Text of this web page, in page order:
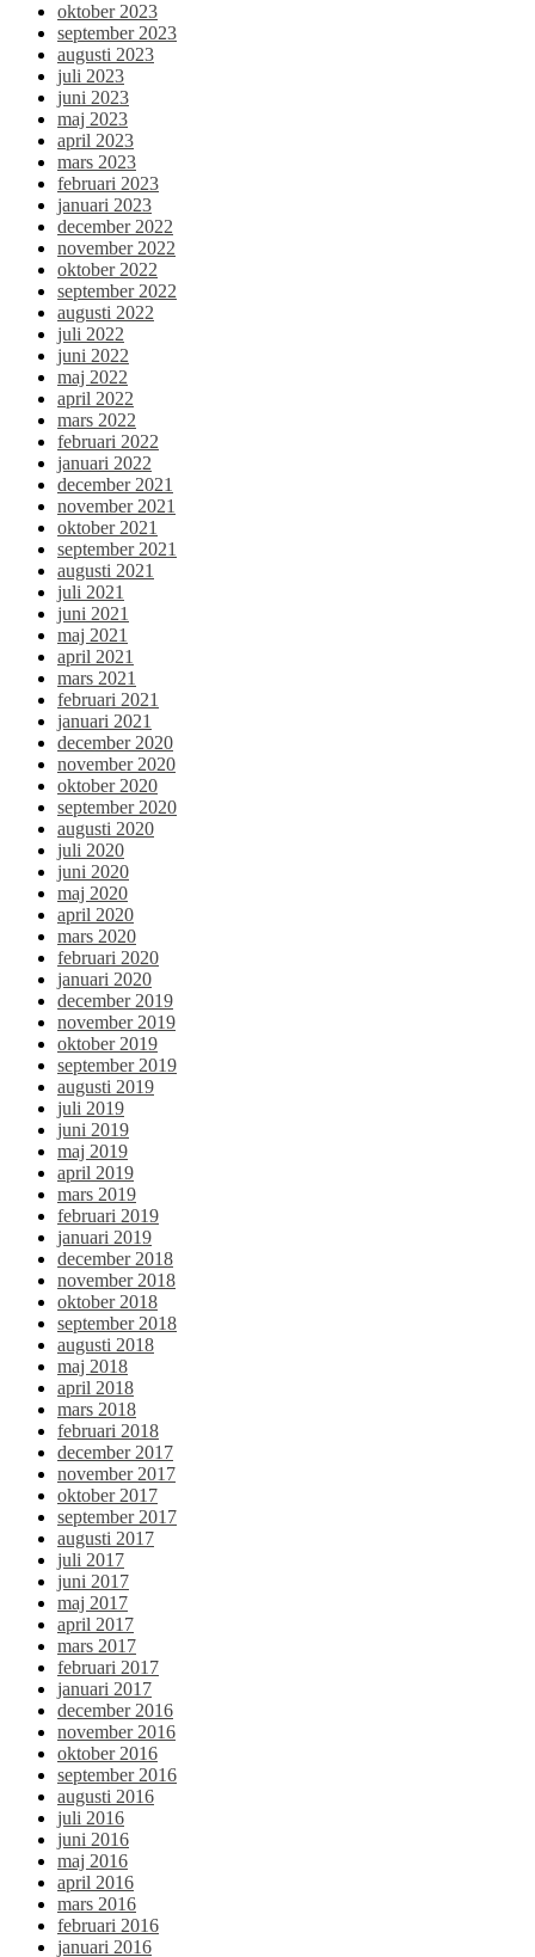
oktober 2023
september 2023
augusti 2023
juli 2023
juni 2023
maj 2023
april 2023
mars 2023
februari 2023
januari 2023
december 2022
november 2022
oktober 2022
september 2022
augusti 2022
juli 2022
juni 2022
maj 2022
april 2022
mars 2022
februari 2022
januari 2022
december 2021
november 2021
oktober 2021
september 2021
augusti 2021
juli 2021
juni 2021
maj 2021
april 2021
mars 2021
februari 2021
januari 2021
december 2020
november 2020
oktober 2020
september 2020
augusti 2020
juli 2020
juni 2020
maj 2020
april 2020
mars 2020
februari 2020
januari 2020
december 2019
november 2019
oktober 2019
september 2019
augusti 2019
juli 2019
juni 2019
maj 2019
april 2019
mars 2019
februari 2019
januari 2019
december 2018
november 2018
oktober 2018
september 2018
augusti 2018
maj 2018
april 2018
mars 2018
februari 2018
december 2017
november 2017
oktober 2017
september 2017
augusti 2017
juli 2017
juni 2017
maj 2017
april 2017
mars 2017
februari 2017
januari 2017
december 2016
november 2016
oktober 2016
september 2016
augusti 2016
juli 2016
juni 2016
maj 2016
april 2016
mars 2016
februari 2016
januari 2016